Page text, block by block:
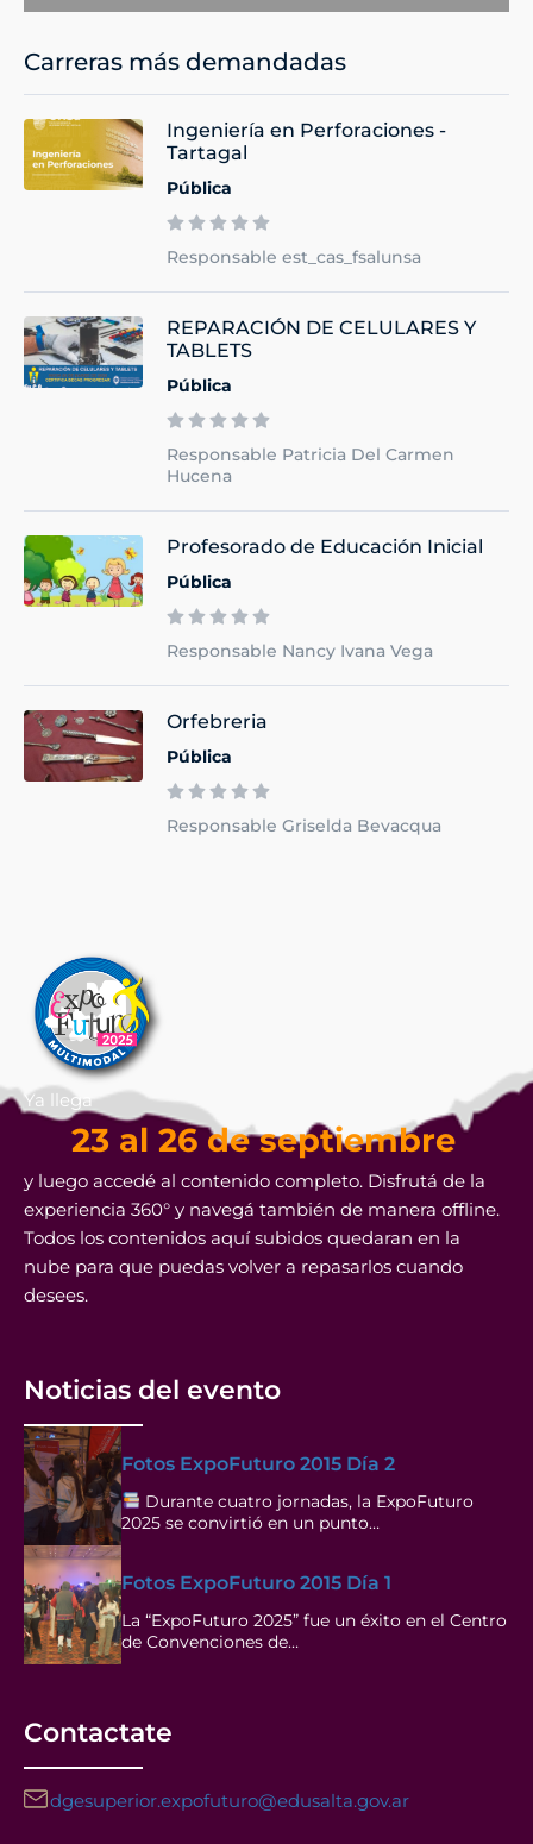
Carreras más demandadas
Ingeniería en Perforaciones -
Tartagal
Pública
Responsable est_cas_fsalunsa
REPARACIÓN DE CELULARES Y
TABLETS
Pública
Responsable Patricia Del Carmen
Hucena
Profesorado de Educación Inicial
Pública
Responsable Nancy Ivana Vega
Orfebreria
Pública
Responsable Griselda Bevacqua
Ya llega
23 al 26 de septiembre
y luego accedé al contenido completo. Disfrutá de la
experiencia 360° y navegá también de manera offline.
Todos los contenidos aquí subidos quedaran en la
nube para que puedas volver a repasarlos cuando
desees.
Noticias del evento
Fotos ExpoFuturo 2015 Día 2
Durante cuatro jornadas, la ExpoFuturo
2025 se convirtió en un punto…
Fotos ExpoFuturo 2015 Día 1
La “ExpoFuturo 2025” fue un éxito en el Centro
de Convenciones de…
Contactate
dgesuperior.expofuturo@edusalta.gov.ar